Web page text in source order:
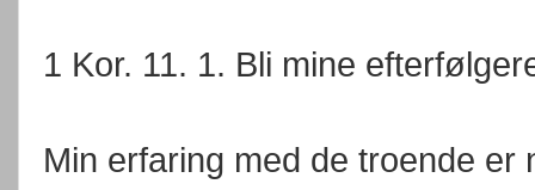
1 Kor. 11. 1. Bli mine
Min erfaring med de troende er